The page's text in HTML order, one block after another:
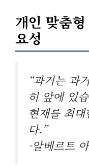
개인 맞춤
요성
“과거는 과
히 앞에 있
현재를 최
다.”
-알베르트